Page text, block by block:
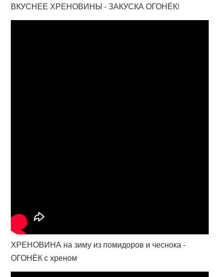
ВКУСНЕЕ ХРЕНОВИНЫ - ЗАКУСКА ОГОНЁК!
ХРЕНОВИНА на зиму из помидоров и чеснока -
ОГОНЁК с хреном